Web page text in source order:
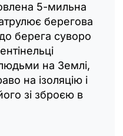
5-мильна
берегова
берега суворо
на Землі,
на ізоляцію і
зі зброєю в